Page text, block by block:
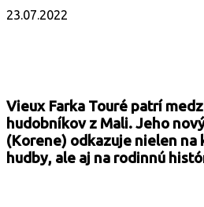
23.07.2022
Vieux Farka Touré patrí
hudobníkov z Mali. Jeho
(Korene) odkazuje nielen na
hudby, ale aj na rodinnú